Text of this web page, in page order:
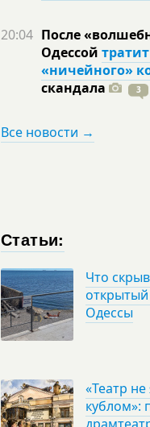
20:04 После
Одессой
«ничейного»
скандала
3
Все новости →
Статьи:
Что
Одессы
«Театр
кублом»: